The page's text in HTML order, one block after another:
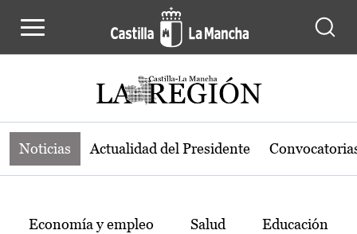
Noticias de la región de Castilla-La
Noticias Actualidad del Presidente
Temas
Economía y empleo Salud Educación